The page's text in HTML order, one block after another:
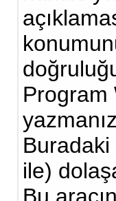
Program
Buradaki
ile)